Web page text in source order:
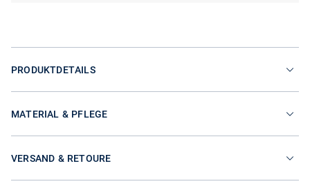
PRODUKTDETAILS
MATERIAL & PFLEGE
VERSAND & RETOURE